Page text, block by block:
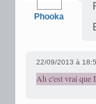
Phooka
22/09/2013 à
Ah c'est vrai que